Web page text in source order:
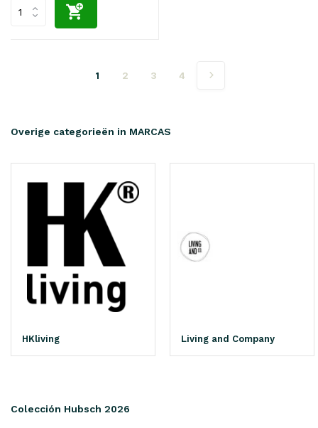
1 2 3 4
Overige categorieën in MARCAS
HKliving Living and Company
Colección Hubsch 2026